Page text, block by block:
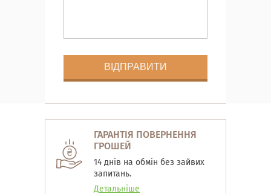
ГАРАНТІЯ ПОВЕРНЕННЯ
ГРОШЕЙ
14 днів на обмін без зайвих
запитань.
Детальніше